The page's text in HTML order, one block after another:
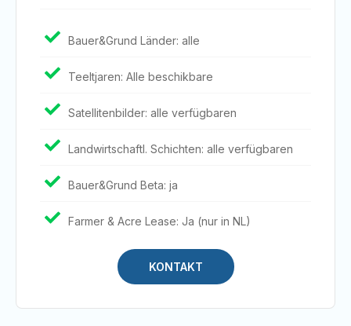
Bauer&Grund Länder: alle
Teeltjaren: Alle beschikbare
Satellitenbilder: alle verfügbaren
Landwirtschaftl. Schichten: alle verfügbaren
Bauer&Grund Beta: ja
Farmer & Acre Lease: Ja (nur in NL)
KONTAKT